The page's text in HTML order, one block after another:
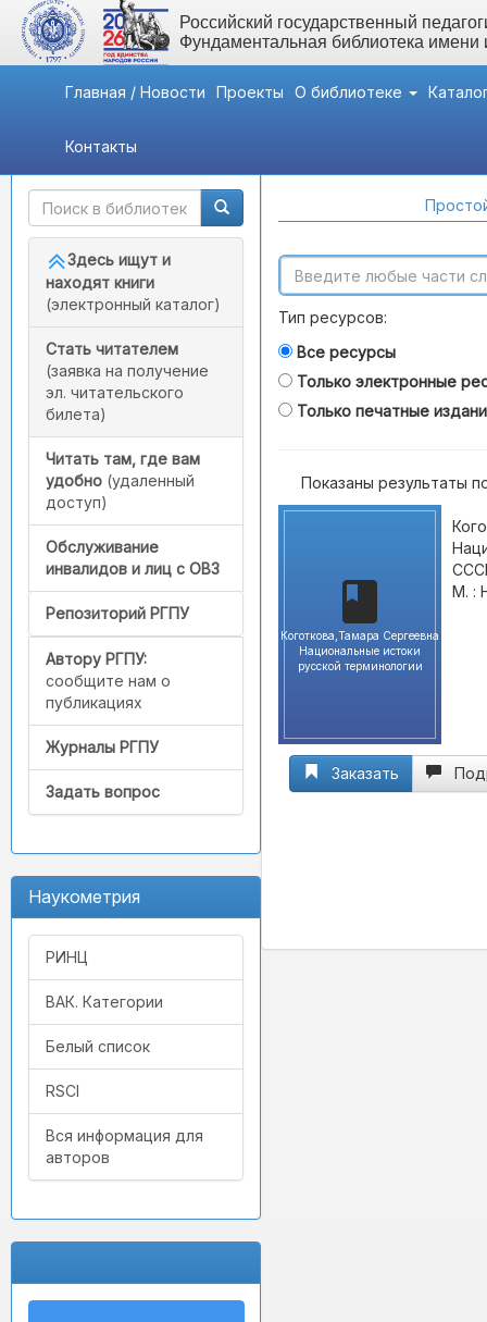
Российский государственный
Фундаментальная библиотека
Главная / Новости Проекты О библиотеке
Контакты
Быстрый доступ
Здесь ищут и
находят книги
(электронный каталог)
Стать читателем
(заявка на получение
эл. читательского
билета)
Читать там, где вам
удобно (удаленный
доступ)
Обслуживание
инвалидов и лиц с ОВЗ
Репозиторий РГПУ
Автору РГПУ:
сообщите нам о
публикациях
Журналы РГПУ
Задать вопрос
Наукометрия
РИНЦ
ВАК. Категории
Белый список
RSCI
Вся информация для
авторов
Тип ресурсов:
Все ресурсы
Только электронные
Только печатные
Показаны результаты
Коготкова,Тамара Сергеевна
Национальные истоки
русской терминологии
М. :
Заказать